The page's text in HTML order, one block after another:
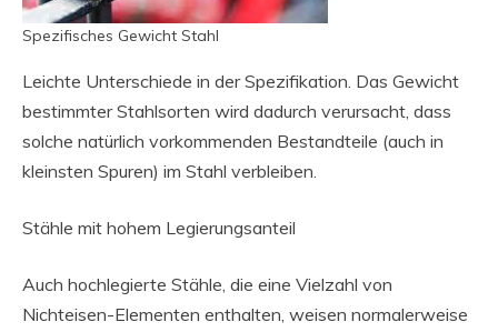
Spezifisches Gewicht Stahl
Leichte Unterschiede in der Spezifikation. Das Gewicht
bestimmter Stahlsorten wird dadurch verursacht, dass
solche natürlich vorkommenden Bestandteile (auch in
kleinsten Spuren) im Stahl verbleiben.
Stähle mit hohem Legierungsanteil
Auch hochlegierte Stähle, die eine Vielzahl von
Nichteisen-Elementen enthalten, weisen normalerweise